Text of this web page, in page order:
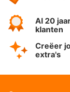
Al 20
klanten
Creëer
extra's